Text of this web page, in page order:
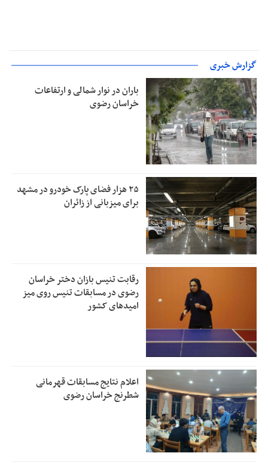
گزارش خبری
باران در نوار شمالی و ارتفاعات
خراسان رضوی
۲۵ هزار فضای پارک خودرو در مشهد
برای میزبانی از زائران
رقابت تنیس بازان دختر خراسان
رضوی در مسابقات تنیس روی میز
امیدهای کشور
اعلام نتایج مسابقات قهرمانی
شطرنج خراسان رضوی